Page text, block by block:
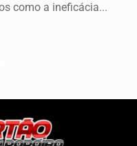
como a ineficácia...